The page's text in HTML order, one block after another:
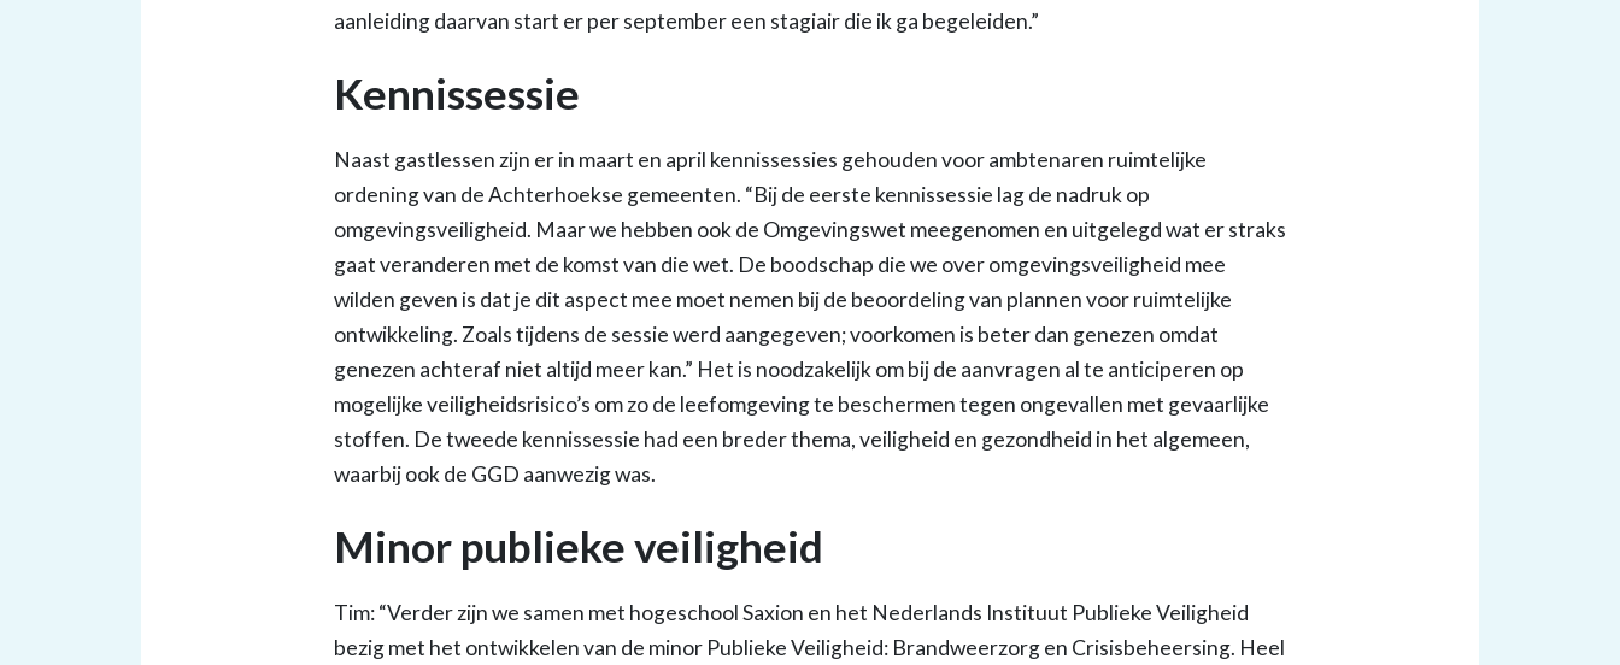
aanleiding daarvan start er per september een stagiair die ik ga begeleiden.”
Kennissessie
Naast gastlessen zijn er in maart en april kennissessies gehouden voor ambtenaren ruimtelijke
ordening van de Achterhoekse gemeenten. “Bij de eerste kennissessie lag de nadruk op
omgevingsveiligheid. Maar we hebben ook de Omgevingswet meegenomen en uitgelegd wat er straks
gaat veranderen met de komst van die wet. De boodschap die we over omgevingsveiligheid mee
wilden geven is dat je dit aspect mee moet nemen bij de beoordeling van plannen voor ruimtelijke
ontwikkeling. Zoals tijdens de sessie werd aangegeven; voorkomen is beter dan genezen omdat
genezen achteraf niet altijd meer kan.” Het is noodzakelijk om bij de aanvragen al te anticiperen op
mogelijke veiligheidsrisico’s om zo de leefomgeving te beschermen tegen ongevallen met gevaarlijke
stoffen. De tweede kennissessie had een breder thema, veiligheid en gezondheid in het algemeen,
waarbij ook de GGD aanwezig was.
Minor publieke veiligheid
Tim: “Verder zijn we samen met hogeschool Saxion en het Nederlands Instituut Publieke Veiligheid
bezig met het ontwikkelen van de minor Publieke Veiligheid: Brandweerzorg en Crisisbeheersing. Heel